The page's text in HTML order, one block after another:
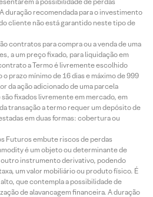
duração recomendada para o investimento
cliente não está garantido neste tipo de
contratos para compra ou a venda de uma
a um preço fixado, para liquidação em
a Termo é livremente escolhido
prazo mínimo de 16 dias e máximo de 999
da ação adicionado de uma parcela
fixados livremente em mercado, em
transação a termo requer um depósito de
em duas formas: cobertura ou
Futuros embute riscos de perdas
é um objeto ou determinante de
instrumento derivativo, podendo
um valor mobiliário ou produto físico. É
que contempla a possibilidade de
de alavancagem financeira. A duração